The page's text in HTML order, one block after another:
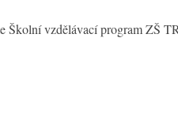
Školní vzdělávací program ZŠ